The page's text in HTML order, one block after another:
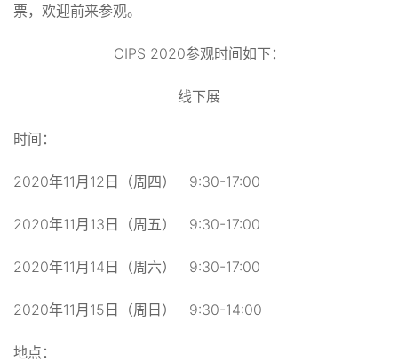
票，欢迎前来参观。
CIPS 2020参观时间如下：
线下展
时间：
2020年11月12日（周四） 9:30-17:00
2020年11月13日（周五） 9:30-17:00
2020年11月14日（周六） 9:30-17:00
2020年11月15日（周日） 9:30-14:00
地点：